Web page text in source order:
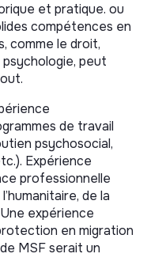
jeunes filles en
S’y ajoute une
une équipe de
à l’été 2023.
offrant
à destination du
incluant des
saisonnières
du printemps à
littorales à
rescapées de
mise à l’abri des
et pratique. ou
compétences en
comme le droit,
psychologie, peut
de travail
psychosocial,
Expérience
professionnelle
de la
expérience
en migration
MSF serait un